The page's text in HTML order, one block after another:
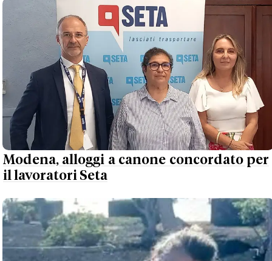
Modena, alloggi a canone concordato per
il lavoratori Seta